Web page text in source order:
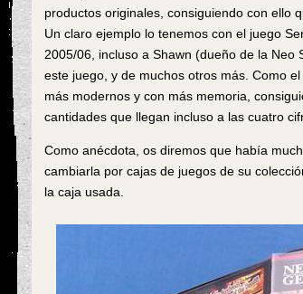
productos originales, consiguiendo con ello
Un claro ejemplo lo tenemos con el juego
2005/06, incluso a Shawn (dueño de la
este juego, y de muchos otros más. Como
más modernos y con más memoria,
cantidades que llegan incluso a las cuatro
Como anécdota, os diremos que había
cambiarla por cajas de juegos de su
la caja usada.